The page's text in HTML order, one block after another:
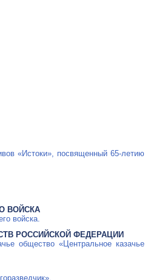
«Истоки», посвященный65-летию
ВОЙСКА
войска.
РОССИЙСКОЙ ФЕДЕРАЦИИ
общество «Центральное казачье